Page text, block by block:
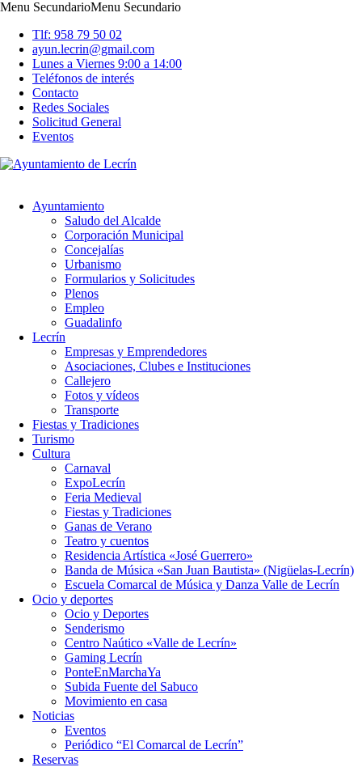
Menu SecundarioMenu Secundario
Tlf: 958 79 50 02
ayun.lecrin@gmail.com
Lunes a Viernes 9:00 a 14:00
Teléfonos de interés
Contacto
Redes Sociales
Solicitud General
Eventos
Ayuntamiento
Saludo del Alcalde
Corporación Municipal
Concejalías
Urbanismo
Formularios y Solicitudes
Plenos
Empleo
Guadalinfo
Lecrín
Empresas y Emprendedores
Asociaciones, Clubes e Instituciones
Callejero
Fotos y vídeos
Transporte
Fiestas y Tradiciones
Turismo
Cultura
Carnaval
ExpoLecrín
Feria Medieval
Fiestas y Tradiciones
Ganas de Verano
Teatro y cuentos
Residencia Artística «José Guerrero»
Banda de Música «San Juan Bautista» (Nigüelas-Lecrín)
Escuela Comarcal de Música y Danza Valle de Lecrín
Ocio y deportes
Ocio y Deportes
Senderismo
Centro Naútico «Valle de Lecrín»
Gaming Lecrín
PonteEnMarchaYa
Subida Fuente del Sabuco
Movimiento en casa
Noticias
Eventos
Periódico “El Comarcal de Lecrín”
Reservas